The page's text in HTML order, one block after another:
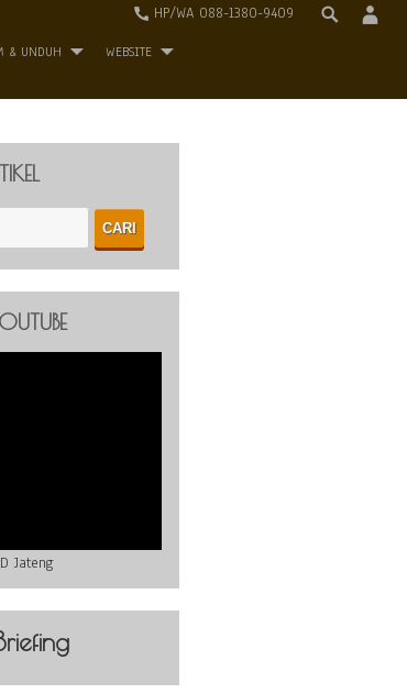
HP/WA 088-1380-9409
& UNDUH WEBSITE
Jateng